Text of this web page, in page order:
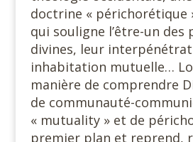
doctrine « périchorétique
qui souligne l’être-un des
divines, leur
inhabitation mutuelle…
manière de comprendre
de communauté-
« mutuality » et de
premier plan et reprend,